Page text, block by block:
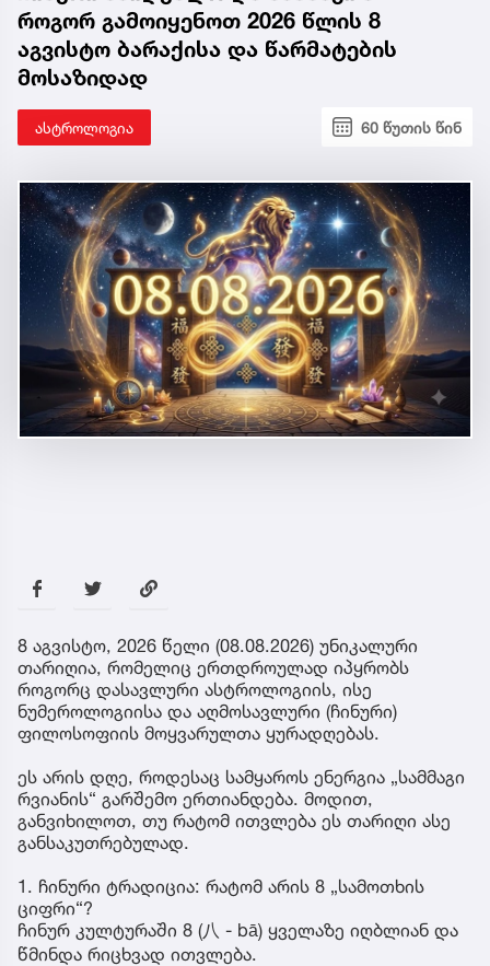
როგორ გამოიყენოთ 2026 წლის 8
აგვისტო ბარაქისა და წარმატების
მოსაზიდად
ასტროლოგია 60 წუთის წინ
8 აგვისტო, 2026 წელი (08.08.2026) უნიკალური
თარიღია, რომელიც ერთდროულად იპყრობს
როგორც დასავლური ასტროლოგიის, ისე
ნუმეროლოგიისა და აღმოსავლური (ჩინური)
ფილოსოფიის მოყვარულთა ყურადღებას.
ეს არის დღე, როდესაც სამყაროს ენერგია „სამმაგი
რვიანის“ გარშემო ერთიანდება. მოდით,
განვიხილოთ, თუ რატომ ითვლება ეს თარიღი ასე
განსაკუთრებულად.
1. ჩინური ტრადიცია: რატომ არის 8 „სამოთხის
ციფრი“?
ჩინურ კულტურაში 8 (八 - bā) ყველაზე იღბლიან და
წმინდა რიცხვად ითვლება.